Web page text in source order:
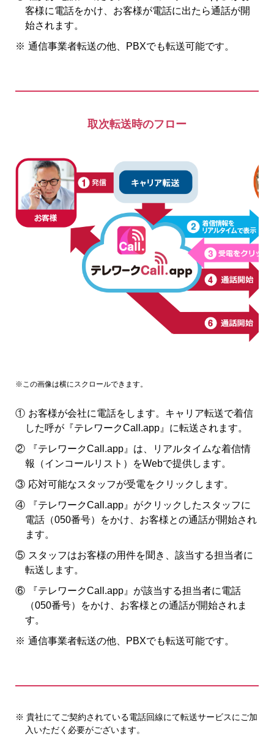
客様に電話をかけ、お客様が電話に出たら通話が開
始されます。
※ 通信事業者転送の他、PBXでも転送可能です。
取次転送時のフロー
① お客様が会社に電話をします。キャリア転送で着信
した呼が『テレワークCall.app』に転送されます。
②
『テレワークCall.app』は、リアルタイムな着信情
報（インコールリスト）をWebで提供します。
③ 応対可能なスタッフが受電をクリックします。
④
『テレワークCall.app』がクリックしたスタッフに
電話（050番号）をかけ、お客様との通話が開始され
ます。
⑤ スタッフはお客様の用件を聞き、該当する担当者に
転送します。
⑥
『テレワークCall.app』が該当する担当者に電話
（050番号）をかけ、お客様との通話が開始されま
す。
※ 通信事業者転送の他、PBXでも転送可能です。
※ 貴社にてご契約されている電話回線にて転送サービスにご加
入いただく必要がございます。